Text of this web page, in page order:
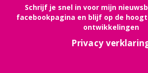
Schrijf je snel in voor mijn
facebookpagina en blijf op de
ontwikkelingen
Privacy